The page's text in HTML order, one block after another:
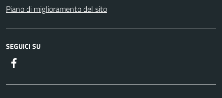
Piano di miglioramento del sito
SEGUICI SU